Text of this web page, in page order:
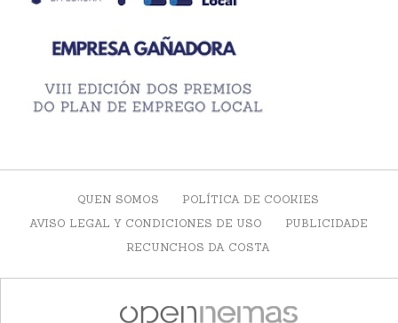
QUEN SOMOS
POLÍTICA DE COOKIES
AVISO LEGAL Y CONDICIONES DE USO
PUBLICIDADE
RECUNCHOS DA COSTA